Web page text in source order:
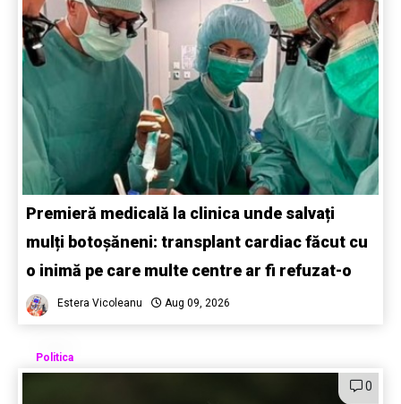
Premieră medicală la clinica unde salvați
mulți botoșăneni: transplant cardiac făcut cu
o inimă pe care multe centre ar fi refuzat-o
Estera Vicoleanu Aug 09, 2026
Politica
0